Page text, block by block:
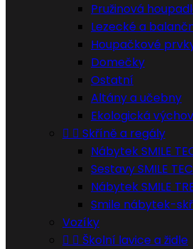
Pružinová
Lezecké a
Houpačkové
Domečky
Ostatní
Altány a učebny
Ekologická
  Skříně a regály
Nábytek SMILE
Sestavy SMILE
Nábytek SMILE
Smile nábytek-
Vozíky
  Školní lavice a židle